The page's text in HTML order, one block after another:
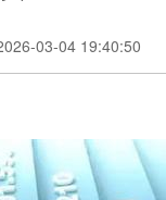
03-04 19:40:50